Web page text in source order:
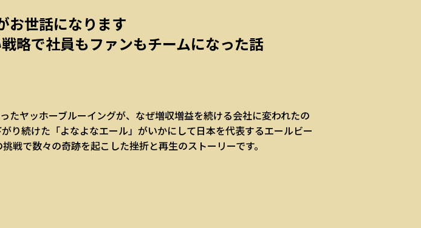
お世話になります
略で社員もファンもチームになった話
たヤッホーブルーイングが、なぜ増収増益を続ける会社に変われたの
り続けた「よなよなエール」がいかにして日本を代表するエールビー
戦で数々の奇跡を起こした挫折と再生のストーリーです。